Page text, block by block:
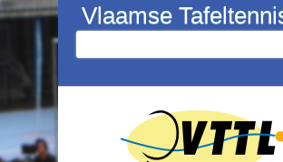
Overslaan en naar de inhoud gaan
Vlaamse
Zoekveld